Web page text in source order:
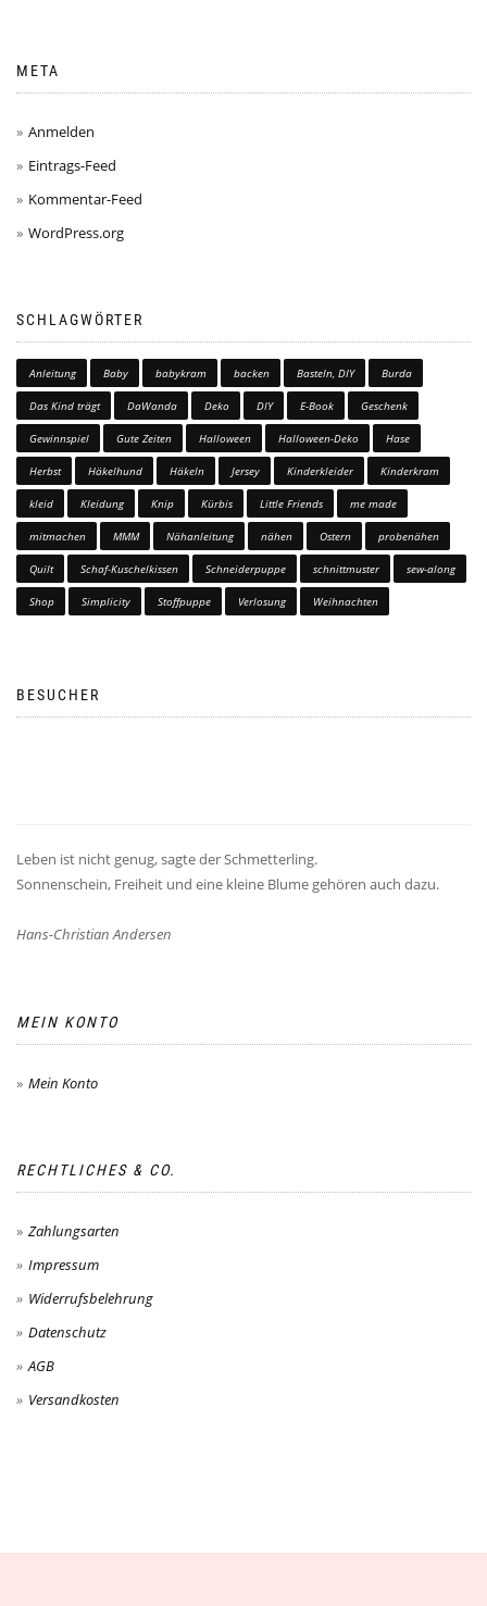
META
Anmelden
Eintrags-Feed
Kommentar-Feed
WordPress.org
SCHLAGWÖRTER
Anleitung Baby babykram backen Basteln, DIY Burda
Das Kind trägt DaWanda Deko DIY E-Book Geschenk
Gewinnspiel Gute Zeiten Halloween Halloween-Deko Hase
Herbst Häkelhund Häkeln Jersey Kinderkleider Kinderkram
kleid Kleidung Knip Kürbis Little Friends me made
mitmachen MMM Nähanleitung nähen Ostern probenähen
Quilt Schaf-Kuschelkissen Schneiderpuppe schnittmuster sew-along
Shop Simplicity Stoffpuppe Verlosung Weihnachten
BESUCHER
Leben ist nicht genug, sagte der Schmetterling.
Sonnenschein, Freiheit und eine kleine Blume gehören auch dazu.
Hans-Christian Andersen
MEIN KONTO
Mein Konto
RECHTLICHES & CO.
Zahlungsarten
Impressum
Widerrufsbelehrung
Datenschutz
AGB
Versandkosten